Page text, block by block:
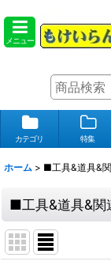
メニュー
カテゴリ 特集
ホーム > ■工具&道具&
■工具&道具&